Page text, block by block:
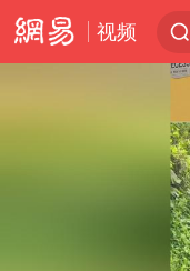
视频